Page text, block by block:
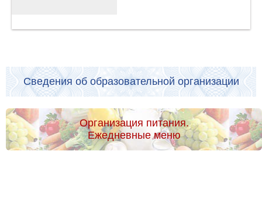
Сведения об образовательной организации
Организация питания.
Ежедневные меню